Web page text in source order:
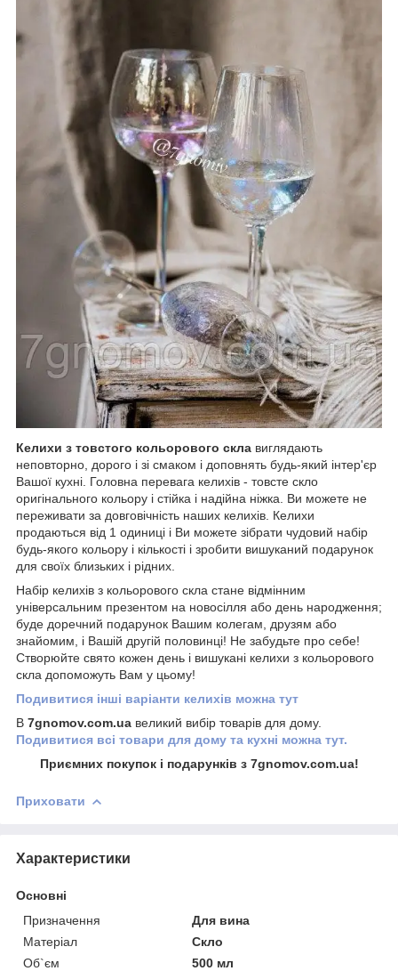
Келихи з товстого кольорового скла виглядають
неповторно, дорого і зі смаком і доповнять будь-який інтер'єр
Вашої кухні. Головна перевага келихів - товсте скло
оригінального кольору і стійка і надійна ніжка. Ви можете не
переживати за довговічність наших келихів. Келихи
продаються від 1 одиниці і Ви можете зібрати чудовий набір
будь-якого кольору і кількості і зробити вишуканий подарунок
для своїх близьких і рідних.
Набір келихів з кольорового скла стане відмінним
універсальним презентом на новосілля або день народження;
буде доречний подарунок Вашим колегам, друзям або
знайомим, і Вашій другій половинці! Не забудьте про себе!
Створюйте свято кожен день і вишукані келихи з кольорового
скла допоможуть Вам у цьому!
Подивитися інші варіанти келихів можна тут
В 7gnomov.com.ua великий вибір товарів для дому.
Подивитися всі товари для дому та кухні можна тут.
Приємних покупок і подарунків з 7gnomov.com.ua!
Приховати
Характеристики
Основні
Призначення
Для вина
Матеріал
Скло
Об`єм
500 мл